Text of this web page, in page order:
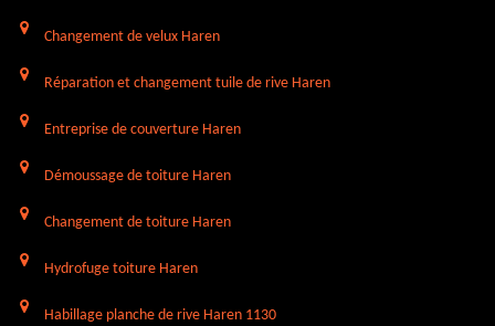
Changement de velux Haren
Réparation et changement tuile de rive Haren
Entreprise de couverture Haren
Démoussage de toiture Haren
Changement de toiture Haren
Hydrofuge toiture Haren
Habillage planche de rive Haren 1130